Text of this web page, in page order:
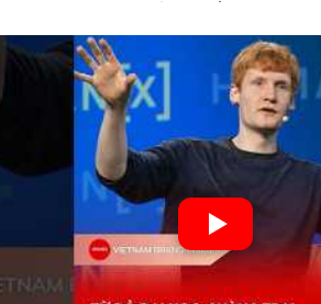
khi biến tỷ phú Elon Musk trở thành một
xoay chuyển cục diện kinh doanh của
tiếp tại:
KINH TE